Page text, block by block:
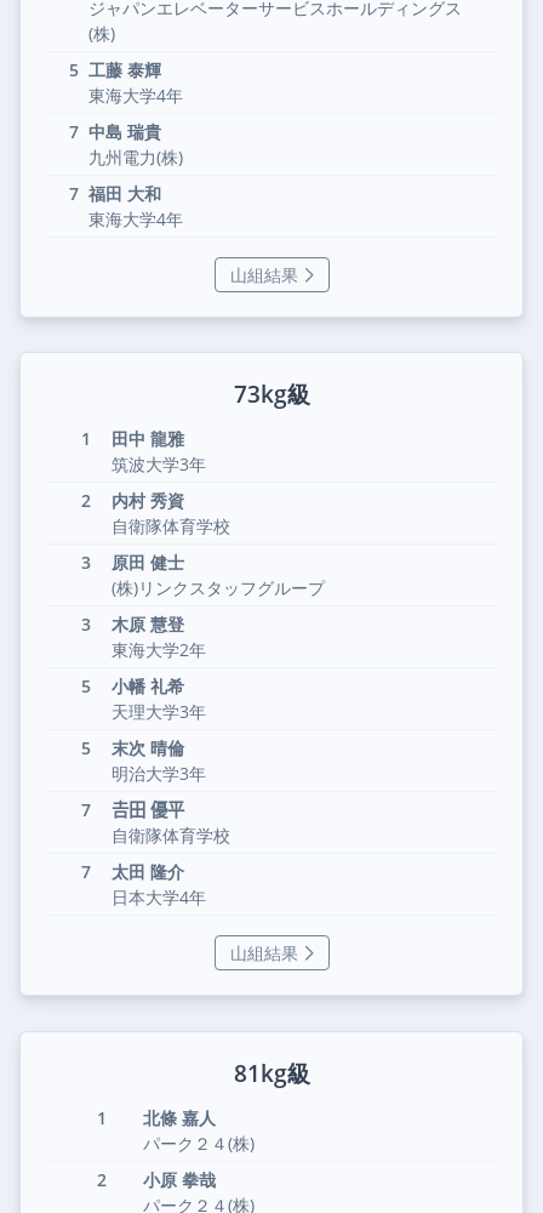
ジャパンエレベーターサービスホールディングス
(株)
5 工藤 泰輝
東海大学4年
7 中島 瑞貴
九州電力(株)
7 福田 大和
東海大学4年
山組結果
73kg級
1
田中 龍雅
筑波大学3年
2
内村 秀資
自衛隊体育学校
3
原田 健士
(株)リンクスタッフグループ
3
木原 慧登
東海大学2年
5
小幡 礼希
天理大学3年
5
末次 晴倫
明治大学3年
7
𠮷田 優平
自衛隊体育学校
7
太田 隆介
日本大学4年
山組結果
81kg級
1
北條 嘉人
パーク２４(株)
2
小原 拳哉
パーク２４(株)